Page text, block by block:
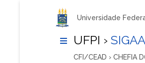
Universidade
UFPI ›
CFI/CEAD › CHEFIA